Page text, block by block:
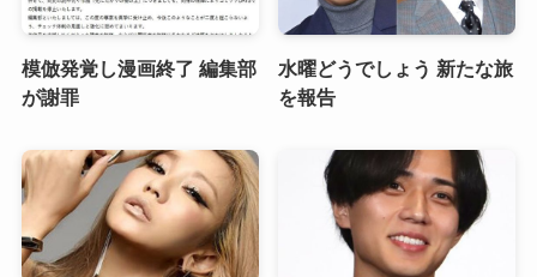
模倣発覚し漫画終了 編集部
が謝罪
水曜どうでしょう 新たな旅
を報告